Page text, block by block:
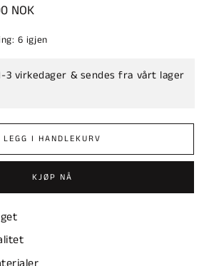
NOK
6 igjen
3 virkedager & sendes fra vårt lager
LEGG I HANDLEKURV
KJØP NÅ